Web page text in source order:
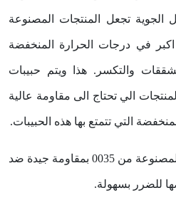
الجوية تجعل المنتجات المصنوعة
في درجات الحرارة المنخفضة
والتكسر. هذا ويتم حبيبات
0035 في انتاج المنتجات الي تحتاج الى مقاومة عالية
التي تتمتع بها هذه الحبيبات.
ولهذا السبب تتمتع المنتجات المصنوعة من 0035 بمقاومة جيدة ضد
للضرر بسهولة.